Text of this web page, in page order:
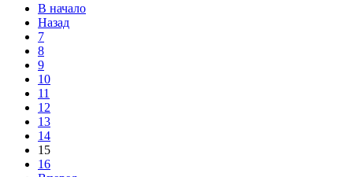
В начало
Назад
7
8
9
10
11
12
13
14
15
16